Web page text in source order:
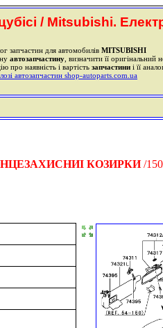
/ Mitsubishi.
запчастин для автомобилів MITSUBISHI
автозапчастину , визначити її оригінальний
про наявність і вартість запчастиниі її
автозапчастин shop-autoparts.com.ua
КОЗИРКИ/